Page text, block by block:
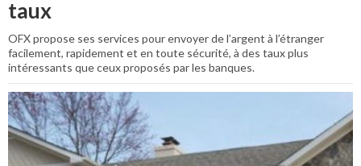
taux
OFX propose ses services pour envoyer de l’argent à l’étranger
facilement, rapidement et en toute sécurité, à des taux plus
intéressants que ceux proposés par les banques.